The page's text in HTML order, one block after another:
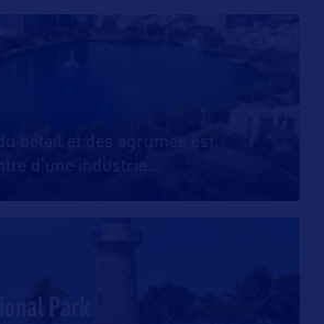
du bétail et des agrumes est
d’une industrie
Park